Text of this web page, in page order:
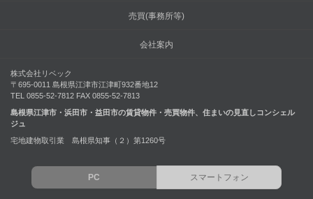
売買(事務所等)
会社案内
株式会社リベック
〒695-0011 島根県江津市江津町932番地12
TEL 0855-52-7812 FAX 0855-52-7813
島根県江津市・浜田市・益田市の賃貸物件・売買物件、住まいの見直しコンシェル
ジュ
宅地建物取引業 島根県知事（２）第1260号
PC スマートフォン